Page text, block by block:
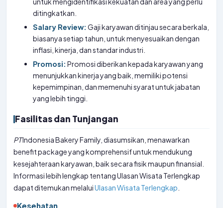
ditingkatkan.
Salary Review: Gaji karyawan ditinjau secara berkala,
biasanya setiap tahun, untuk menyesuaikan dengan
inflasi, kinerja, dan standar industri.
Promosi: Promosi diberikan kepada karyawan yang
menunjukkan kinerja yang baik, memiliki potensi
kepemimpinan, dan memenuhi syarat untuk jabatan
yang lebih tinggi.
Fasilitas dan Tunjangan
PTIndonesia Bakery Family, diasumsikan, menawarkan
benefit package yang komprehensif untuk mendukung
kesejahteraan karyawan, baik secara fisik maupun finansial.
Informasi lebih lengkap tentang Ulasan Wisata Terlengkap
dapat ditemukan melaluiUlasan Wisata Terlengkap
Kesehatan